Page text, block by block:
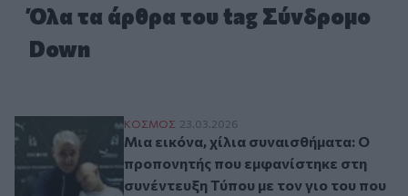
Όλα τα άρθρα του tag Σύνδρομο
Down
Μια εικόνα, χίλια συναισθήματα: Ο
ΚΟΣΜΟΣ 23.03.2026
Μια εικόνα, χίλια συναισθήματα: Ο
προπονητής που εμφανίστηκε στη
συνέντευξη Τύπου με τον γιο του που